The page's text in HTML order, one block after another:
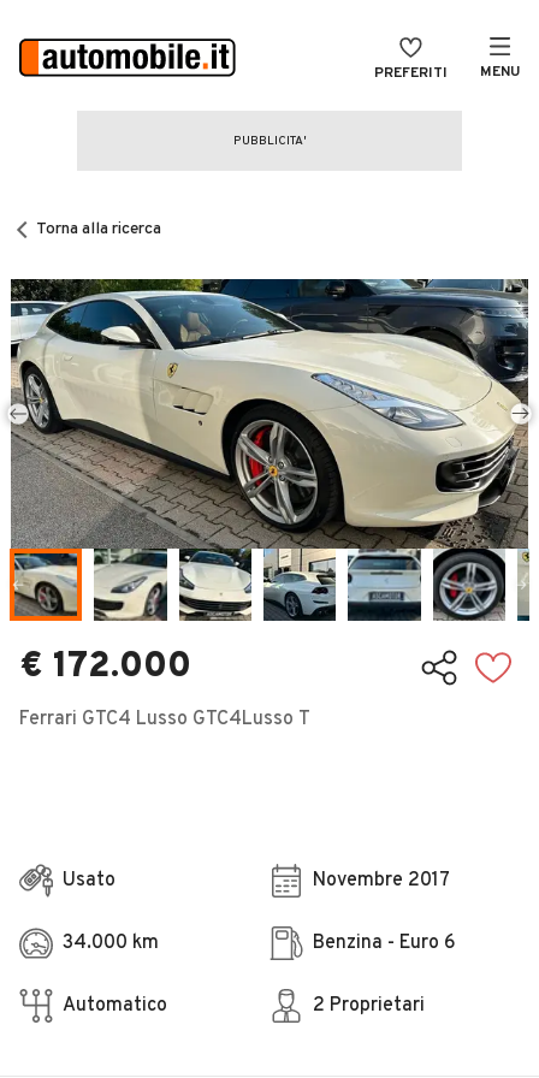
PREFERITI MENU
CERCA
Auto Nuove
Noleggio a lungo termine
Auto d'epoca
Moto
Camper
Veicoli Commerciali
Concessionari
Torna alla ricerca
€ 172.000
Ferrari GTC4 Lusso GTC4Lusso T
Usato Novembre 2017
34.000 km Benzina - Euro 6
Automatico 2 Proprietari